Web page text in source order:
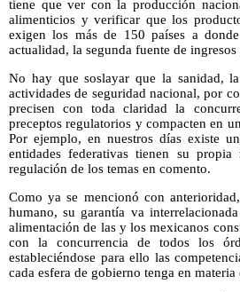
tiene que ver con la producción
alimenticios y verificar que los
exigen los más de 150 países a
actualidad, la segunda fuente de
No hay que soslayar que la sanidad,
actividades de seguridad nacional, por
precisen con toda claridad la
preceptos regulatorios y compacten en
Por ejemplo, en nuestros días existe
entidades federativas tienen su
regulación de los temas en comento.
Como ya se mencionó con
humano, su garantía va
alimentación de las y los mexicanos
con la concurrencia de todos los
estableciéndose para ello las
cada esfera de gobierno tenga en